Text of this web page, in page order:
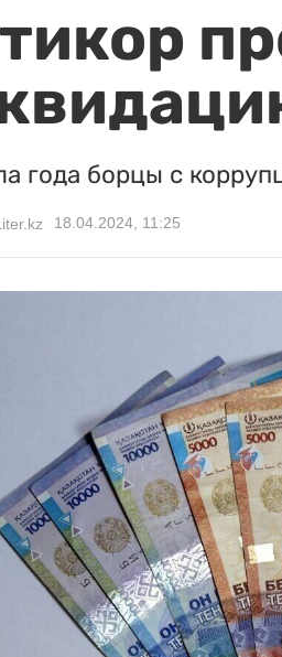
года борцы с
18.04.2024, 11:25